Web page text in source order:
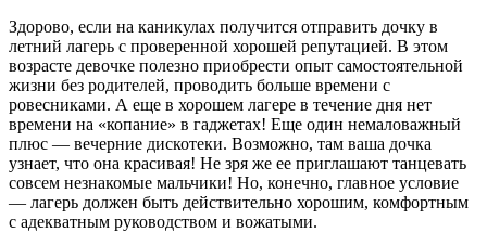
Здорово, если на каникулах получится отправить дочку в
летний лагерь с проверенной хорошей репутацией. В этом
возрасте девочке полезно приобрести опыт самостоятельной
жизни без родителей, проводить больше времени с
ровесниками. А еще в хорошем лагере в течение дня нет
времени на «копание» в гаджетах! Еще один немаловажный
плюс — вечерние дискотеки. Возможно, там ваша дочка
узнает, что она красивая! Не зря же ее приглашают танцевать
совсем незнакомые мальчики! Но, конечно, главное условие
— лагерь должен быть действительно хорошим, комфортным
с адекватным руководством и вожатыми.